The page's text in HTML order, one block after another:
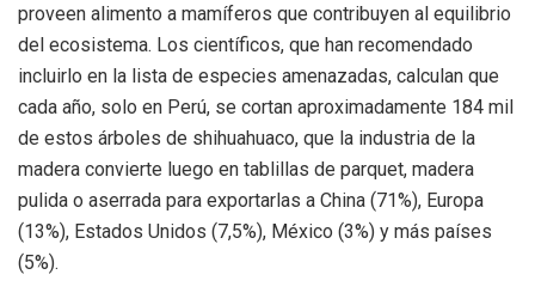
proveen alimento a mamíferos que contribuyen al equilibrio
del ecosistema. Los científicos, que han recomendado
incluirlo en la lista de especies amenazadas, calculan que
cada año, solo en Perú, se cortan aproximadamente 184 mil
de estos árboles de shihuahuaco, que la industria de la
madera convierte luego en tablillas de parquet, madera
pulida o aserrada para exportarlas a China (71%), Europa
(13%), Estados Unidos (7,5%), México (3%) y más países
(5%).